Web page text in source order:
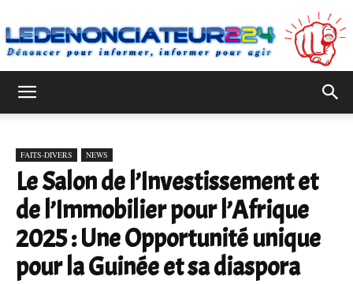
FAITS-DIVERS NEWS
Le Salon de l’Investissement et
de l’Immobilier pour l’Afrique
2025 : Une Opportunité unique
pour la Guinée et sa diaspora